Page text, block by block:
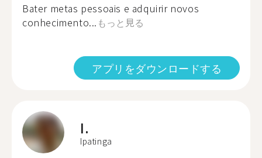
Bater metas pessoais e adquirir novos
conhecimento... もっと見る
アプリをダウンロードする
I.
Ipatinga